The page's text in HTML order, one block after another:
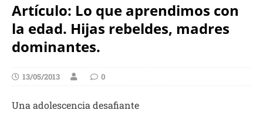
Artículo: Lo que aprendimos con
la edad. Hijas rebeldes, madres
dominantes.
13/05/2013 0
Una adolescencia desafiante